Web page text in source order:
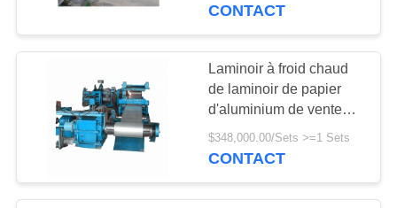
CONTACT
Laminoir à froid chaud
de laminoir de papier
d'aluminium de vente
faisant la machine
$348,000.00/Sets >=1 Sets
CONTACT